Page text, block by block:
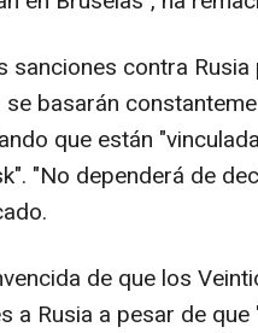
contra Rusia
basarán
que están
"No dependerá de
de que los
a Rusia a pesar de que